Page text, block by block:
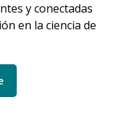
y conectadas
en la ciencia de